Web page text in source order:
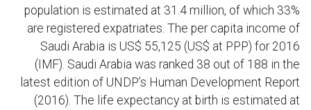
population is estimated at 31.4 million, of which 33%
are registered expatriates. The per capita income of
Saudi Arabia is US$ 55,125 (US$ at PPP) for 2016
(IMF). Saudi Arabia was ranked 38 out of 188 in the
latest edition of UNDP’s Human Development Report
(2016). The life expectancy at birth is estimated at